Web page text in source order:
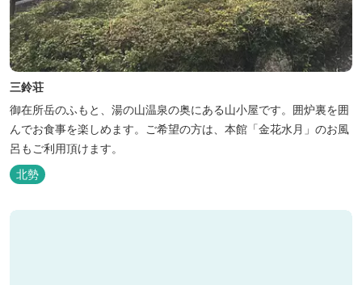
三鈴荘
御在所岳のふもと、湯の山温泉の奥にある山小屋です。囲炉裏を囲
んでお食事を楽しめます。ご希望の方は、本館「金花水月」のお風
呂もご利用頂けます。
北勢